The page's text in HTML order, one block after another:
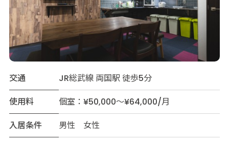
交通
JR総武線 両国駅 徒歩5分
使用料
個室：¥50,000～¥64,000/月
入居条件
男性 女性